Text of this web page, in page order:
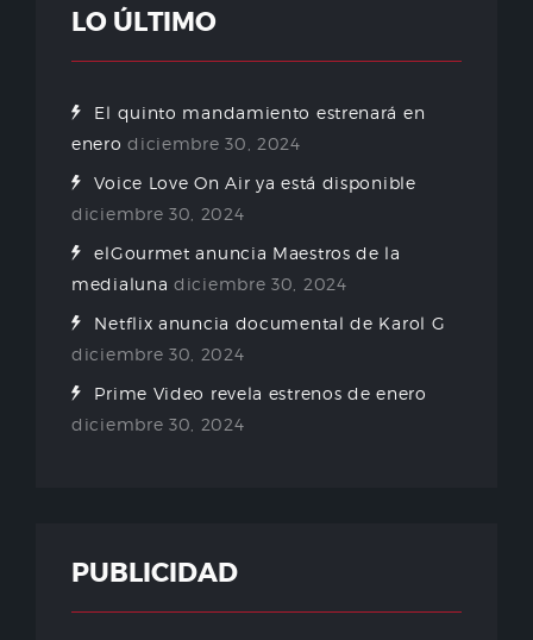
LO ÚLTIMO
El quinto mandamiento estrenará en
enero diciembre 30, 2024
Voice Love On Air ya está disponible
diciembre 30, 2024
elGourmet anuncia Maestros de la
medialuna diciembre 30, 2024
Netflix anuncia documental de Karol G
diciembre 30, 2024
Prime Video revela estrenos de enero
diciembre 30, 2024
PUBLICIDAD